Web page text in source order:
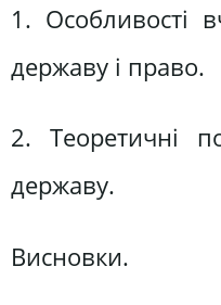
1. Особливості
державу і право.
2. Теоретичні
державу.
Висновки.